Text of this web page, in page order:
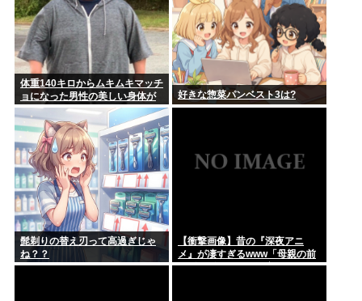
体重140キロからムキムキマッチ
ョになった男性の美しい身体が
コチラ！！！
好きな惣菜パンベスト3は?
髭剃りの替え刃って高過ぎじゃ
ね？？
【衝撃画像】昔の『深夜アニ
メ』が凄すぎるwww「母親の前
でギリギリ見れる深夜アニメ」